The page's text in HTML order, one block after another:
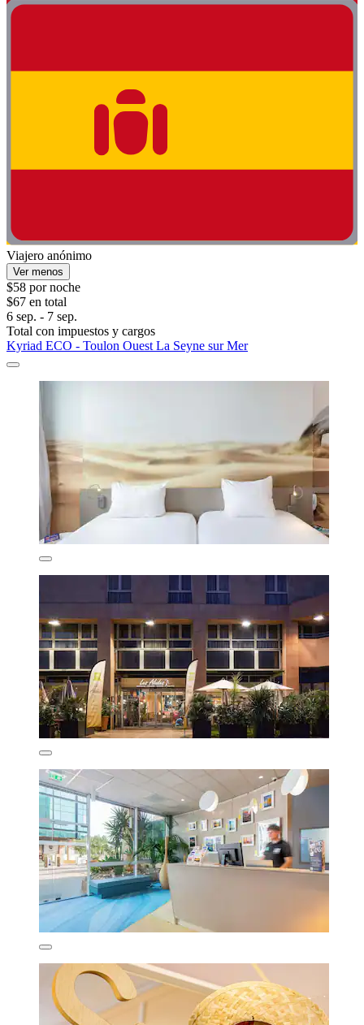
Viajero anónimo
Ver menos
$58 por noche
$67 en total
6 sep. - 7 sep.
Total con impuestos y cargos
Kyriad ECO - Toulon Ouest La Seyne sur Mer